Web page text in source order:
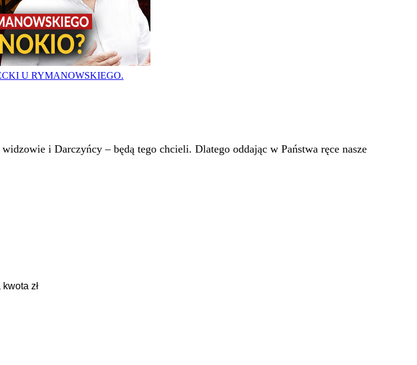
U RYMANOWSKIEGO.
i Darczyńcy – będą tego chcieli. Dlatego oddając w Państwa ręce nasze